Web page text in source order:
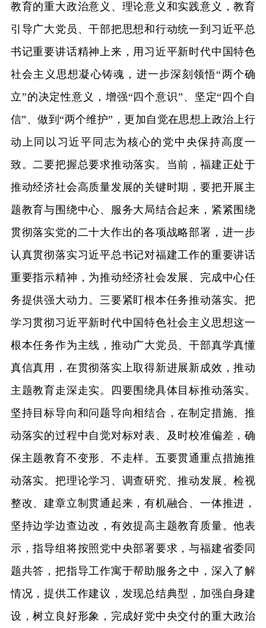
教育的重大政治意义、理论意义和实践意义，教育
引导广大党员、干部把思想和行动统一到习近平总
书记重要讲话精神上来，用习近平新时代中国特色
社会主义思想凝心铸魂，进一步深刻领悟“两个确
立”的决定性意义，增强“四个意识”、坚定“四个自
信”、做到“两个维护”，更加自觉在思想上政治上行
动上同以习近平同志为核心的党中央保持高度一
致。二要把握总要求推动落实。当前，福建正处于
推动经济社会高质量发展的关键时期，要把开展主
题教育与围绕中心、服务大局结合起来，紧紧围绕
贯彻落实党的二十大作出的各项战略部署，进一步
认真贯彻落实习近平总书记对福建工作的重要讲话
重要指示精神，为推动经济社会发展、完成中心任
务提供强大动力。三要紧盯根本任务推动落实。把
学习贯彻习近平新时代中国特色社会主义思想这一
根本任务作为主线，推动广大党员、干部真学真懂
真信真用，在贯彻落实上取得新进展新成效，推动
主题教育走深走实。四要围绕具体目标推动落实。
坚持目标导向和问题导向相结合，在制定措施、推
动落实的过程中自觉对标对表、及时校准偏差，确
保主题教育不变形、不走样。五要贯通重点措施推
动落实。把理论学习、调查研究、推动发展、检视
整改、建章立制贯通起来，有机融合、一体推进，
坚持边学边查边改，有效提高主题教育质量。他表
示，指导组将按照党中央部署要求，与福建省委同
题共答，把指导工作寓于帮助服务之中，深入了解
情况，提供工作建议，发现总结典型，加强自身建
设，树立良好形象，完成好党中央交付的重大政治